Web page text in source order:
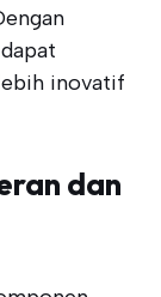
inovatif
dan